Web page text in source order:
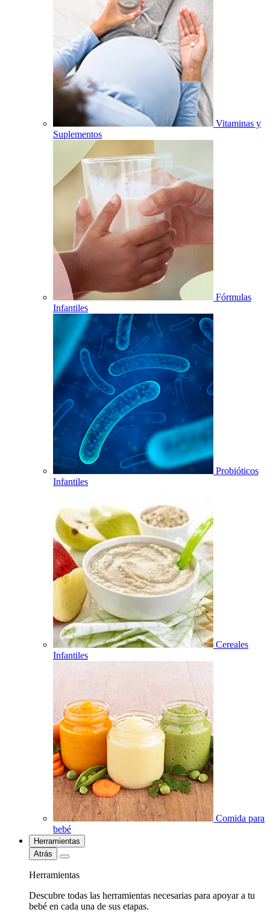
Vitaminas y
Suplementos
Fórmulas
Infantiles
Probióticos
Infantiles
Cereales
Infantiles
Comida para
bebé
Herramientas
Atrás
Herramientas
Descubre todas las herramientas necesarias para apoyar a tu
bebé en cada una de sus etapas.